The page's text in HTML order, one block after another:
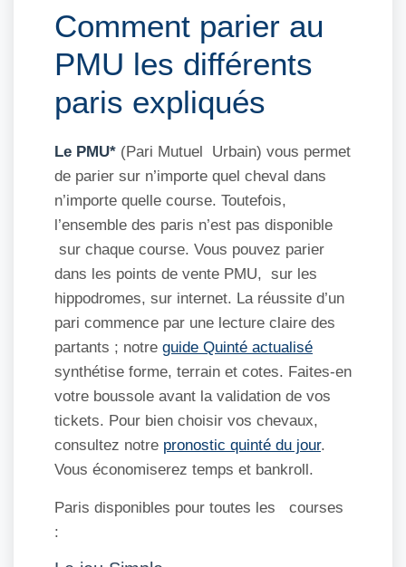
Comment parier au
PMU les différents
paris expliqués
Le PMU* (Pari Mutuel Urbain) vous permet
de parier sur n’importe quel cheval dans
n’importe quelle course. Toutefois,
l’ensemble des paris n’est pas disponible
sur chaque course. Vous pouvez parier
dans les points de vente PMU, sur les
hippodromes, sur internet. La réussite d’un
pari commence par une lecture claire des
partants ; notre guide Quinté actualisé
synthétise forme, terrain et cotes. Faites-en
votre boussole avant la validation de vos
tickets. Pour bien choisir vos chevaux,
consultez notre pronostic quinté du jour.
Vous économiserez temps et bankroll.
Paris disponibles pour toutes les courses
: